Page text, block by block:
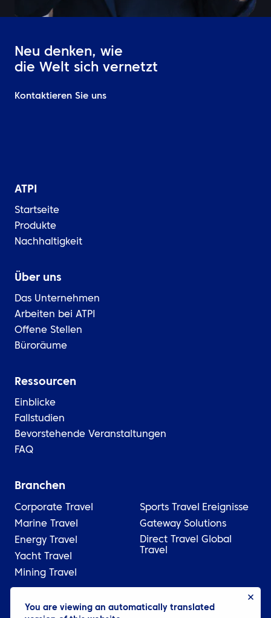
You are viewing an automatically translated
Neu denken, wie
die Welt sich vernetzt
Kontaktieren Sie uns
ATPI
Startseite
Produkte
Nachhaltigkeit
Über uns
Das Unternehmen
Arbeiten bei ATPI
Offene Stellen
Büroräume
Ressourcen
Einblicke
Fallstudien
Bevorstehende Veranstaltungen
FAQ
Branchen
Corporate Travel
Marine Travel
Energy Travel
Yacht Travel
Mining Travel
Sports Travel
Ereignisse
Gateway Solutions
Direct Travel Global
Travel
© 2026 ATPI